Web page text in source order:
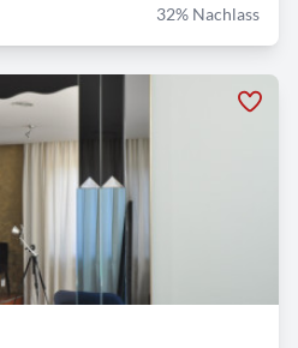
32% Nachlass